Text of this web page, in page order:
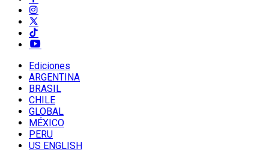
Ediciones
ARGENTINA
BRASIL
CHILE
GLOBAL
MÉXICO
PERU
US ENGLISH